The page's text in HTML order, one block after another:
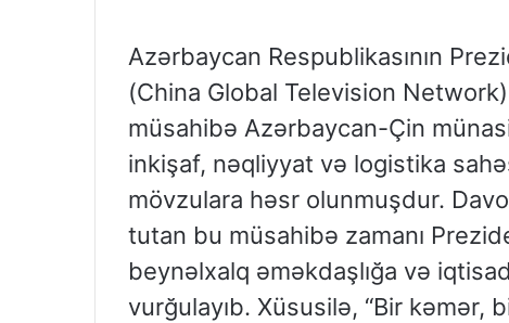
Azərbaycan Respublikasının
(China Global Television
müsahibə Azərbaycan-Çin
inkişaf, nəqliyyat və logistika
mövzulara həsr olunmuşdur.
tutan bu müsahibə zamanı
beynəlxalq əməkdaşlığa və
vurğulayıb. Xüsusilə, “Bir kəmər,